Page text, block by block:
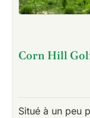
Corn Hill
Situé à un peu